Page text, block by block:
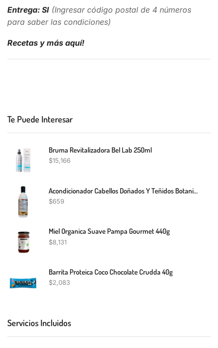
Entrega: SI (Ingresar código postal de 4 números
para saber las condiciones)
Recetas y más aquí!
Te Puede Interesar
Bruma Revitalizadora Bel Lab 250ml
$15,166
Acondicionador Cabellos Doñados Y Teñidos Botanik 350Ml
$659
Miel Organica Suave Pampa Gourmet 440g
$8,131
Barrita Proteica Coco Chocolate Crudda 40g
$2,083
Servicios Incluidos